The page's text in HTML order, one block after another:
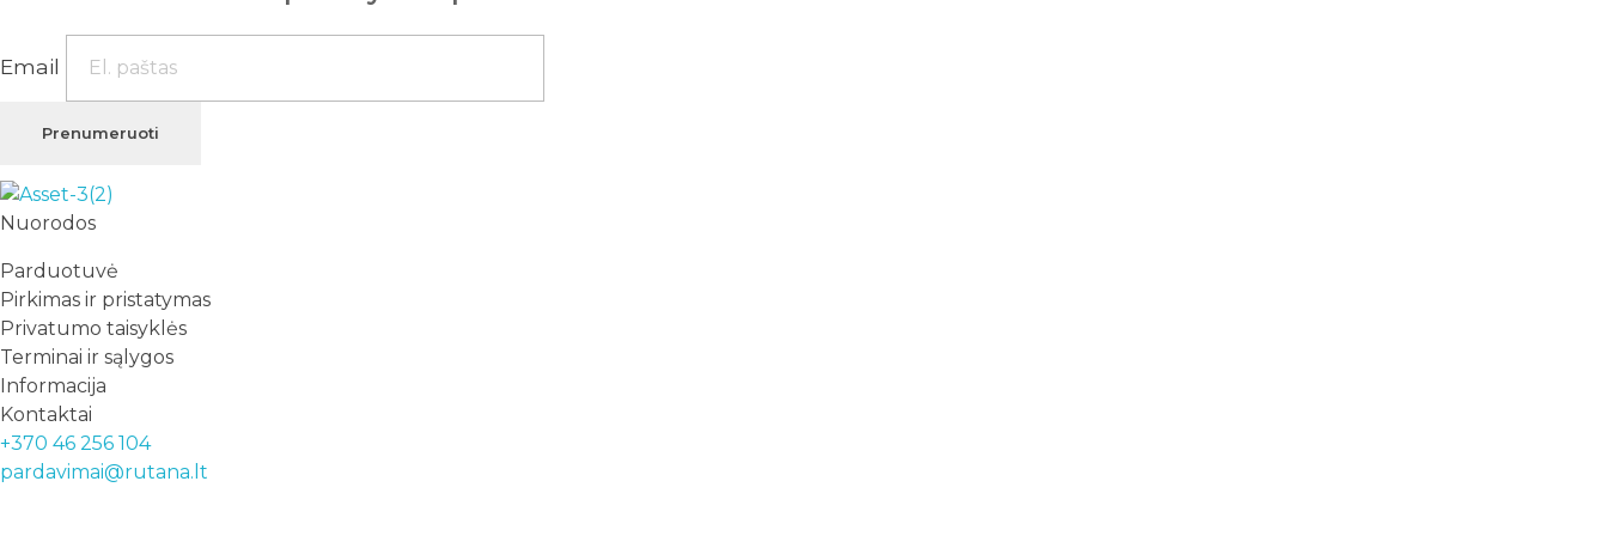
Email
Prenumeruoti
Rutana - Raštinės reikmenys
Prekiaujame pasaulinėje rinkoje pripažintomis, kokybiškomis biuro prekėmis tokių gamintojų kaip: Schneider, Esselte, Novus, 3M, Faber-Castell, Citizen, Milan, Leitz, Colop, Zebra, Staedtler, Durable, Tork, Parker, Waterman ir kt.
Nuorodos
Parduotuvė
Pirkimas ir pristatymas
Privatumo taisyklės
Terminai ir sąlygos
Informacija
Kontaktai
+370 46 256 104
pardavimai@rutana.lt